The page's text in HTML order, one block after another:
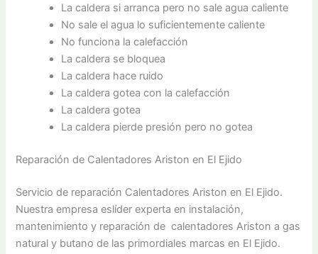
La caldera si arranca pero no sale agua caliente
No sale el agua lo suficientemente caliente
No funciona la calefacción
La caldera se bloquea
La caldera hace ruido
La caldera gotea con la calefacción
La caldera gotea
La caldera pierde presión pero no gotea
Reparación de Calentadores Ariston en El Ejido
Servicio de reparación Calentadores Ariston en El Ejido.
Nuestra empresa eslíder experta en instalación,
mantenimiento y reparación de calentadores Ariston a gas
natural y butano de las primordiales marcas en El Ejido.